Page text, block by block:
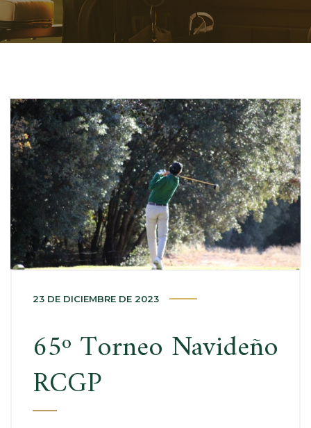
23 DE DICIEMBRE DE 2023
65º Torneo Navideño
RCGP